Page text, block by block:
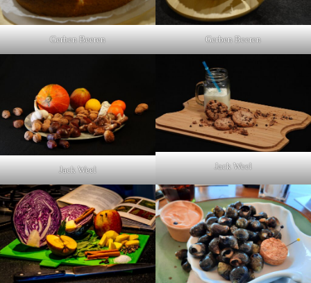
Gerben Beeren Gerben Beeren
Jack Weel Jack Weel